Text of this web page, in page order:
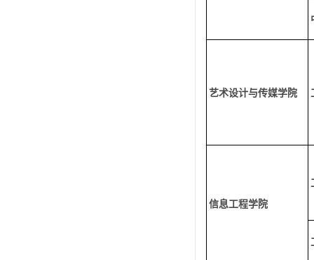
艺术设计与传媒学院
信息工程学院